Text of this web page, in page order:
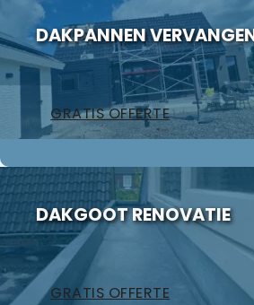
DAKPANNEN
GRATIS OFFERTE
DAKGOOT RENOVATIE
GRATIS OFFERTE